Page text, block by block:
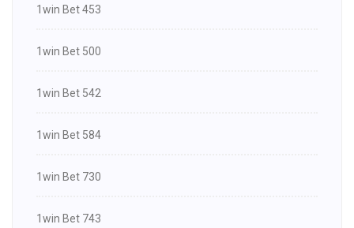
1win Bet 453
1win Bet 500
1win Bet 542
1win Bet 584
1win Bet 730
1win Bet 743